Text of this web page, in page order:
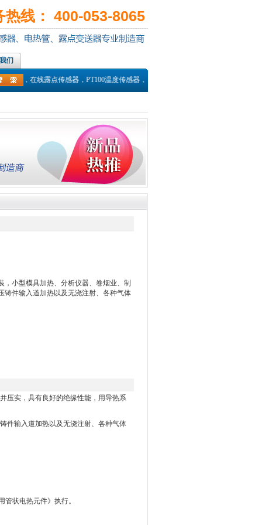
热线： 400-053-8065
们
仪，在线露点传感器，PT100温度传感器，热电偶探头，高温湿度传感器，高
，小型模具加热、分析仪器、卷烟业、制
铸件输入道加热以及无浇注射、各种气体
压实，具有良好的绝缘性能，用导热系
件输入道加热以及无浇注射、各种气体
管状电热元件》执行。